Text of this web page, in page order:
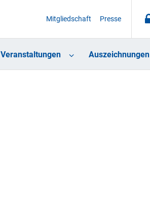
Mitgliedschaft Presse
Veranstaltungen Auszeichnungen